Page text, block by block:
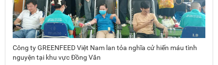
Công ty GREENFEED Việt Nam lan tỏa nghĩa cử hiến máu tình
nguyện tại khu vực Đồng Văn